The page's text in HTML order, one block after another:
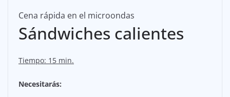
Cena rápida en el microondas
Sándwiches calientes
Tiempo: 15 min.
Necesitarás: